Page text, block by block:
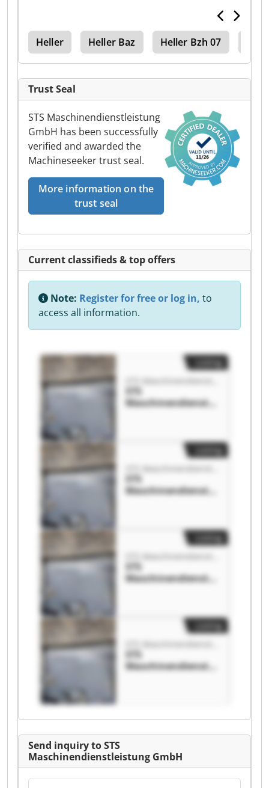
Heller Heller Baz Heller Bzh 07
Trust Seal
STS Maschinendienstleistung
GmbH has been successfully
verified and awarded the
Machineseeker trust seal.
More information on the
trust seal
Current classifieds & top offers
Note: Register for free or log in, to
access all information.
STS
Maschinendienstle
istung GmbH
STS
Maschinendienstle
istung GmbH
STS
Maschinendienstle
istung GmbH
STS
Maschinendienstle
Send inquiry to STS
Maschinendienstleistung GmbH